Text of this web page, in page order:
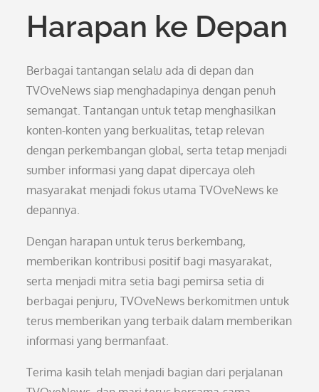
Harapan ke Depan
Berbagai tantangan selalu ada di depan dan
TVOveNews siap menghadapinya dengan penuh
semangat. Tantangan untuk tetap menghasilkan
konten-konten yang berkualitas, tetap relevan
dengan perkembangan global, serta tetap menjadi
sumber informasi yang dapat dipercaya oleh
masyarakat menjadi fokus utama TVOveNews ke
depannya.
Dengan harapan untuk terus berkembang,
memberikan kontribusi positif bagi masyarakat,
serta menjadi mitra setia bagi pemirsa setia di
berbagai penjuru, TVOveNews berkomitmen untuk
terus memberikan yang terbaik dalam memberikan
informasi yang bermanfaat.
Terima kasih telah menjadi bagian dari perjalanan